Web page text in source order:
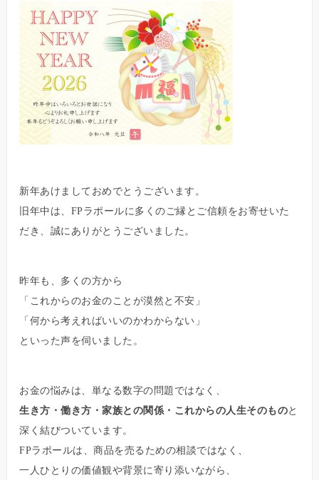
新年あけましておめでとうございます。
旧年中は、FPラポールに多くのご縁とご信頼をお寄せいた
だき、誠にありがとうございました。
昨年も、多くの方から
「これからのお金のことが漠然と不安」
「何から考えればいいのかわからない」
といった声を伺いました。
お金の悩みは、単なる数字の問題ではなく、
生き方・働き方・家族との関係・これからの人生そのものと
深く結びついています。
FPラポールは、商品を売るための相談ではなく、
一人ひとりの価値観や背景に寄り添いながら、